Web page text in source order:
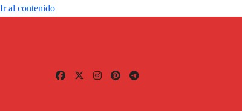
Ir al contenido